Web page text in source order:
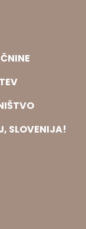
SLOVENIJA!